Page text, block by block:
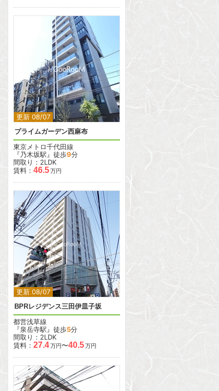
更新 08/07
2
プライムガーデン西麻布
東京メトロ千代田線
『乃木坂駅』徒歩9分
間取り：2LDK
賃料： 46.5万円
更新 08/07
2 2
BPRレジデンス三田伊皿子坂
都営浅草線
『泉岳寺駅』徒歩5分
間取り：2LDK
賃料： 27.4万円〜40.5万円